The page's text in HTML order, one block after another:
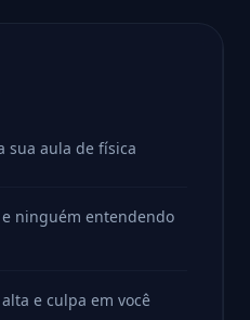
sua aula de física
ninguém entendendo
e culpa em você